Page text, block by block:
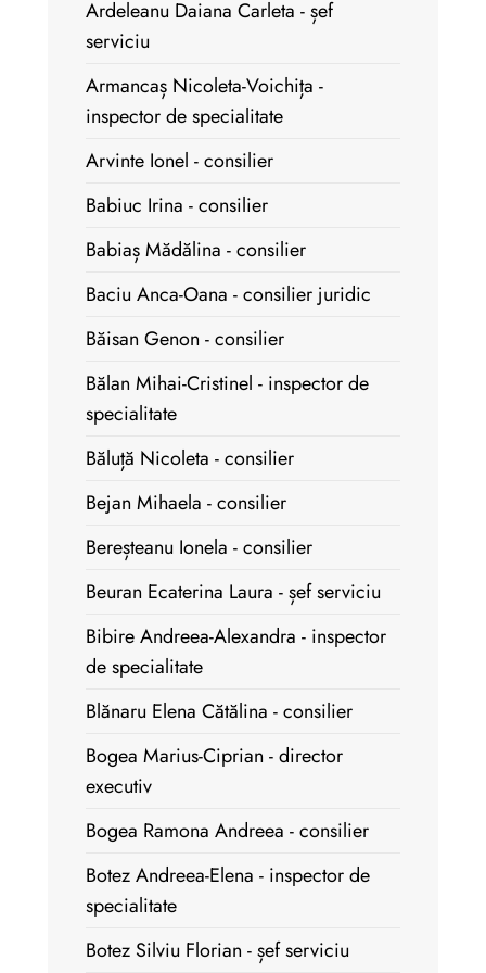
Ardeleanu Daiana Carleta - șef
serviciu
Armancaș Nicoleta-Voichița -
inspector de specialitate
Arvinte Ionel - consilier
Babiuc Irina - consilier
Babiaș Mădălina - consilier
Baciu Anca-Oana - consilier juridic
Băisan Genon - consilier
Bălan Mihai-Cristinel - inspector de
specialitate
Băluță Nicoleta - consilier
Bejan Mihaela - consilier
Bereșteanu Ionela - consilier
Beuran Ecaterina Laura - șef serviciu
Bibire Andreea-Alexandra - inspector
de specialitate
Blănaru Elena Cătălina - consilier
Bogea Marius-Ciprian - director
executiv
Bogea Ramona Andreea - consilier
Botez Andreea-Elena - inspector de
specialitate
Botez Silviu Florian - șef serviciu